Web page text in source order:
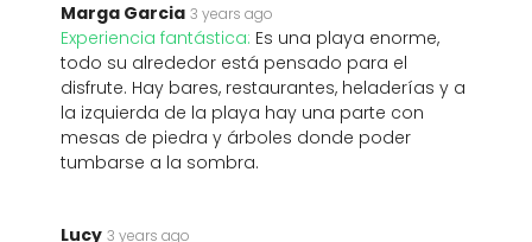
Marga Garcia 3 years ago
Experiencia fantástica: Es una playa enorme,
todo su alrededor está pensado para el
disfrute. Hay bares, restaurantes, heladerías y a
la izquierda de la playa hay una parte con
mesas de piedra y árboles donde poder
tumbarse a la sombra.
Lucy 3 years ago